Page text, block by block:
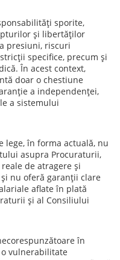
sporite,
și libertăților
presiuni, riscuri
specifice, precum și
În acest context,
doar o chestiune
a independenței,
a sistemului
lege, în forma actuală, nu
asupra Procuraturii,
de atragere și
nu oferă garanții clare
aflate în plată
și al Consiliului
în
vulnerabilitate